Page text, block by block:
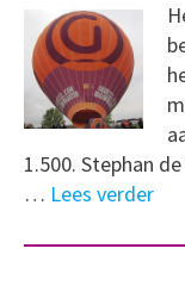
1.500. Stephan
… Lees verder